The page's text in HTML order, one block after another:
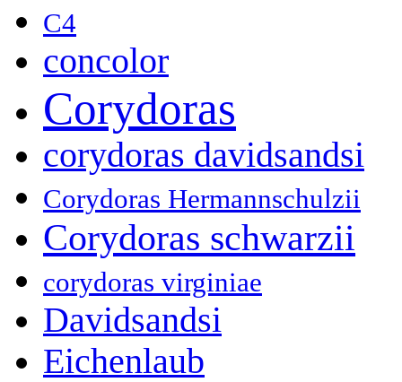
C4
concolor
Corydoras
corydoras davidsandsi
Corydoras Hermannschulzii
Corydoras schwarzii
corydoras virginiae
Davidsandsi
Eichenlaub